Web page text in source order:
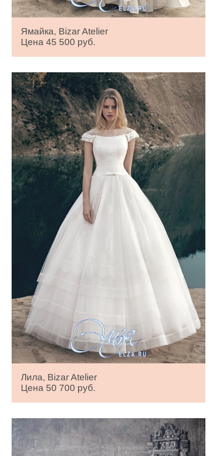
Ямайка, Bizar Atelier
Цена 45 500 руб.
Лила, Bizar Atelier
Цена 50 700 руб.